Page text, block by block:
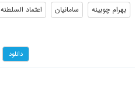
بهرام چوبینه سامانیان اعتماد السلطنه
دانلود